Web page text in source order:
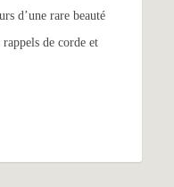
d’une rare beauté
rappels de corde et